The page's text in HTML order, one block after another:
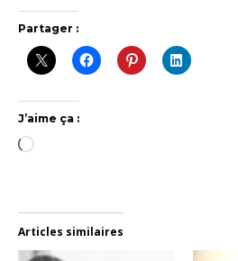
Partager :
J’aime ça :
Chargement…
Articles similaires